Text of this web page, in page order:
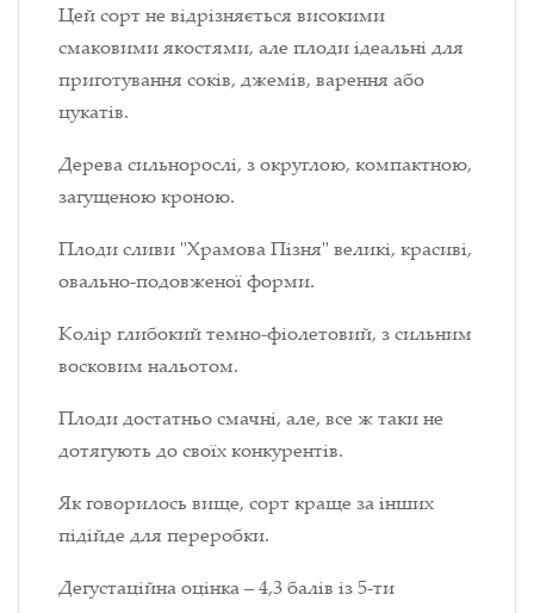
Цей сорт не відрізняється високими
смаковими якостями, але плоди ідеальні для
приготування соків, джемів, варення або
цукатів.
Дерева сильнорослі, з округлою, компактною,
загущеною кроною.
Плоди сливи "Храмова Пізня" великі, красиві,
овально-подовженої форми.
Колір глибокий темно-фіолетовий, з сильним
восковим нальотом.
Плоди достатньо смачні, але, все ж таки не
дотягують до своїх конкурентів.
Як говорилось вище, сорт краще за інших
підійде для переробки.
Дегустаційна оцінка – 4,3 балів із 5-ти